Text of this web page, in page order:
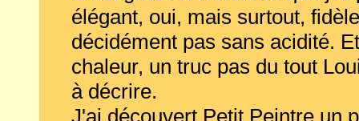
élégant, oui, mais surtout,
décidément pas sans acidité.
chaleur, un truc pas du tout
à décrire.
J'ai découvert Petit Peintre un